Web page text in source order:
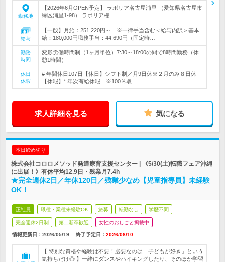
勤務地
【2026年6月OPEN予定】 ラポリア名古屋浦里 （愛知県名古屋市
緑区浦里1-98） ラポリア橦…
給与
【一般】月給：251,220円～ ※一律手当含む＜給与内訳＞基本
給：180,000円職務手当：44,690円（固定時…
勤務
時間
変形労働時間制（1ヶ月単位）7:30～18:00の間で8時間勤務（休
憩1時間）
休日
休暇
# 年間休日107日【休日】シフト制／月9日休※２月のみ８日休
【休暇】* 年次有給休暇 ※100％取…
求人詳細を見る 気になる
本日締め切り
株式会社コロロメソッド発達療育支援センター | 《5/30(土)転職フェア沖縄
に出展！》有休平均12.9日・残業月7.4h
★完全週休2日／年休120日／残業少なめ【児童指導員】未経験
OK！
正社員 職種・業種未経験OK 急募 転勤なし 学歴不問
完全週休2日制 第二新卒歓迎 女性のおしごと掲載中
情報更新日：2026/05/19 終了予定日： 2026/08/10
【 特別な資格や経験は不要！必要なのは「子どもが好き」という
気持ちだけ◎ 】一緒にダンスやハイキングしたり、そのほか学習